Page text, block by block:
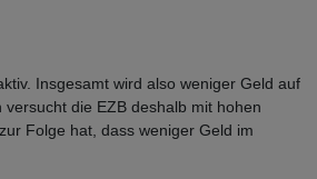
Insgesamt wird also weniger Geld auf
die EZB deshalb mit hohen
Folge hat, dass weniger Geld im